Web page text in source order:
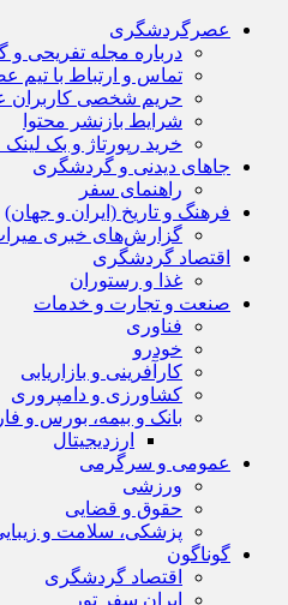
عصرگردشگری
درباره مجله تفریحی
تماس و ارتباط با
حریم شخصی
شرایط بازنشر محتوا
خرید رپورتاژ و بک
جاهای دیدنی و گردشگری
راهنمای سفر
فرهنگ و تاریخ (ایران و جهان)
گزارش‌های خبری
اقتصاد گردشگری
غذا و رستوران
صنعت و تجارت و خدمات
فناوری
خودرو
کارآفرینی و بازاریابی
کشاورزی و دامپروری
بانک و بیمه، بورس و
ارزدیجیتال
عمومی و سرگرمی
ورزشی
حقوق و قضایی
پزشکی، سلامت و
گوناگون
اقتصاد گردشگری
ایران سفر تور